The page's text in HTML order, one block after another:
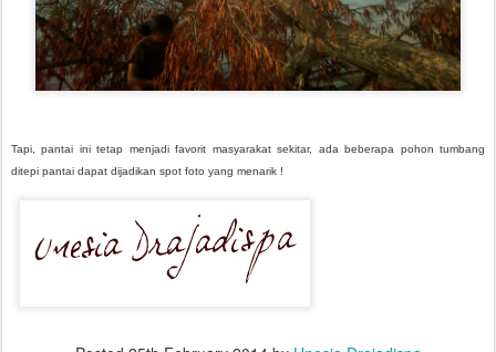
Tapi, pantai ini tetap menjadi favorit masyarakat sekitar, ada beberapa pohon tumbang
ditepi pantai dapat dijadikan spot foto yang menarik !